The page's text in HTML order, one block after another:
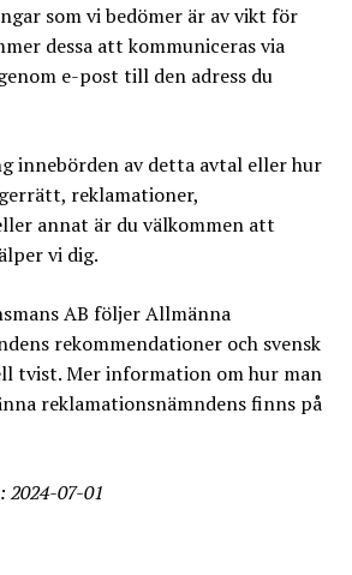
som vi bedömer är av vikt för
dessa att kommuniceras via
e-post till den adress du
innebörden av detta avtal eller hur
reklamationer,
annat är du välkommen att
vi dig.
AB följer Allmänna
rekommendationer och svensk
tvist. Mer information om hur man
reklamationsnämndens finns på
2024-07-01